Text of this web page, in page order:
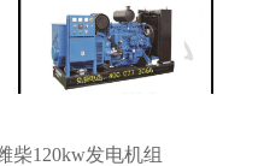
柴120kw发电机组